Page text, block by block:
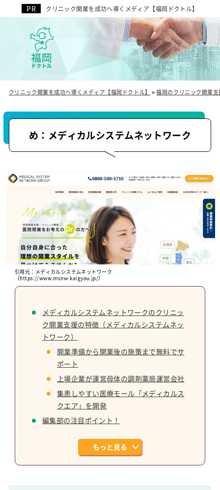
クリニック開業を成功へ導くメディア【福岡ドクトル】
クリニック開業を成功へ導くメディア【福岡ドクトル】 »福岡のクリニック開業
め：メディカルシステムネットワーク
引用元：メディカルシステムネットワーク
（https://www.msnw-kaigyou.jp/）
メディカルシステムネットワークのクリニッ
ク開業支援の特徴（メディカルシステムネッ
トワーク）
開業準備から開業後の施策まで無料でサ
ポート
上場企業が運営母体の調剤薬局運営会社
集患しやすい医療モール「メディカルス
クエア」を開発
編集部の注目ポイント！
もっと見る